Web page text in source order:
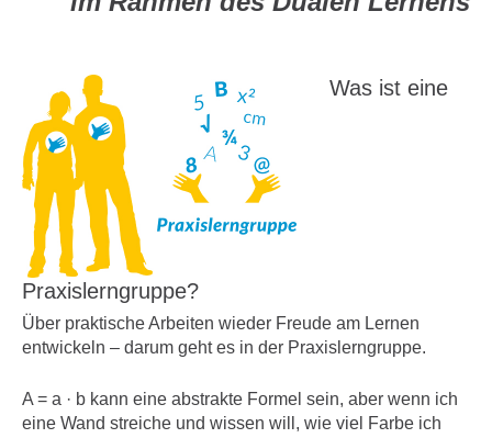
Was ist eine
Praxislerngruppe?
Über praktische Arbeiten wieder Freude am Lernen
entwickeln – darum geht es in der Praxislerngruppe.
A = a · b kann eine abstrakte Formel sein, aber wenn ich
eine Wand streiche und wissen will, wie viel Farbe ich